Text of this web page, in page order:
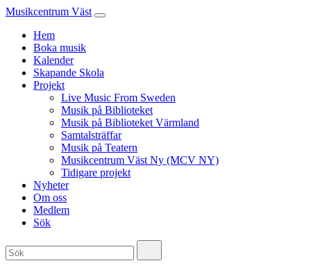
Musikcentrum Väst
Hem
Boka musik
Kalender
Skapande Skola
Projekt
Live Music From Sweden
Musik på Biblioteket
Musik på Biblioteket Värmland
Samtalsträffar
Musik på Teatern
Musikcentrum Väst Ny (MCV NY)
Tidigare projekt
Nyheter
Om oss
Medlem
Sök